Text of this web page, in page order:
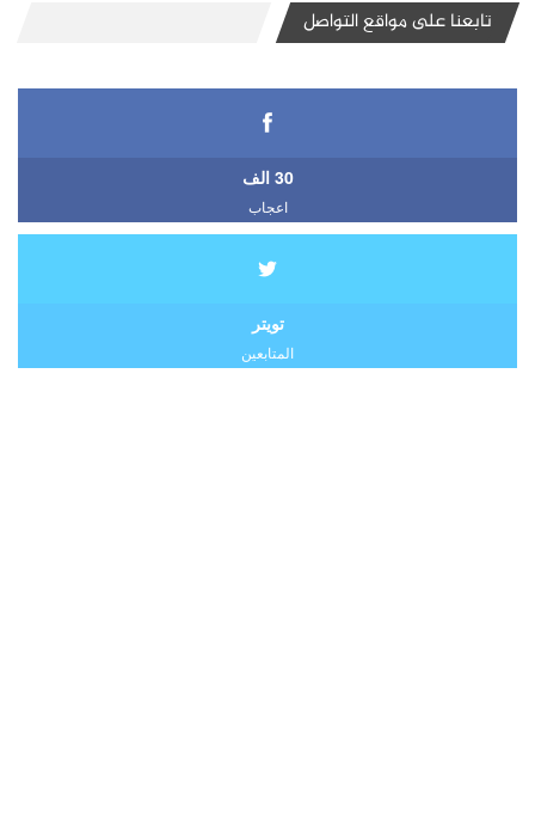
تابعنا على مواقع التواصل
30 الف
اعجاب
تويتر
المتابعين